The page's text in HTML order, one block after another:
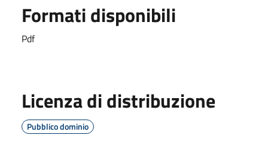
Formati disponibili
Pdf
Licenza di distribuzione
Pubblico dominio